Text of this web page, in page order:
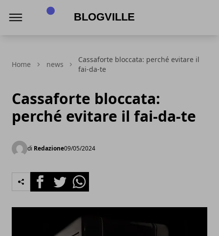
Home news
Cassaforte bloccata: perché evitare il
fai-da-te
Cassaforte bloccata:
perché evitare il fai-da-te
di Redazione09/05/2024
FacebookTwitterWhatsapp